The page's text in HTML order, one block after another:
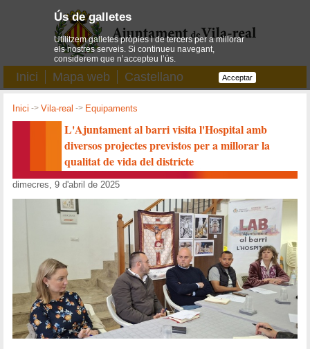
Inici Mapa web Castellano
Inici ->Vila-real -> Equipaments
L'Ajuntament al barri visita l'Hospital amb
diversos projectes previstos per a millorar la
qualitat de vida del districte
dimecres, 9 d'abril de 2025
Ús de galletes
Utilitzem galletes pròpies i de tercers per a millorar
els nostres serveis. Si continueu navegant,
considerem que n’accepteu l’ús.
Acceptar